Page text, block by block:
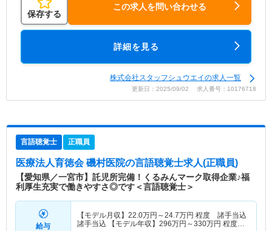
保存する
この求人を問い合わせる
詳細を見る
株式会社スタッフシュウエイの求人一覧
更新日：2025/09/02 求人番号：10176718
言語聴覚士 正職員
医療法人育徳会 磯村医院の言語聴覚士求人(正職員)
【愛知県／一宮市】託児所完備！くるみんマーク取得企業♪福
利厚生充実で働きやすさ◎です＜言語聴覚士＞
給与
【モデル月収】 22.0万円～24.7万円 程度 諸手当込
諸手当込 【モデル年収】 296万円～330万円 程度